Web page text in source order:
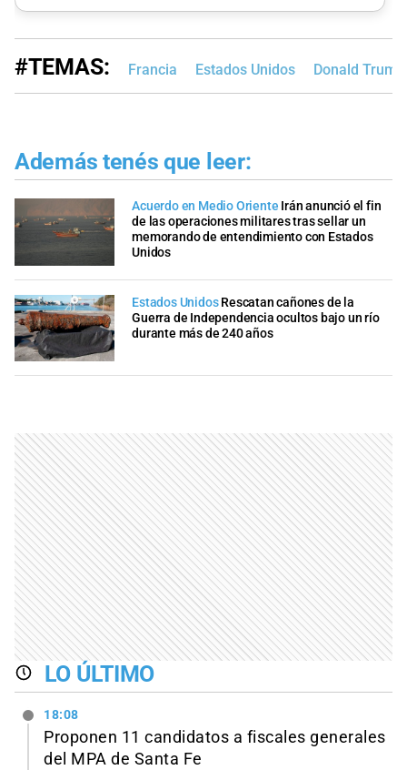
#TEMAS: Francia Estados Unidos Donald Trump
Además tenés que leer:
Acuerdo en Medio Oriente Irán anunció el fin
de las operaciones militares tras sellar un
memorando de entendimiento con Estados
Unidos
Estados Unidos Rescatan cañones de la
Guerra de Independencia ocultos bajo un río
durante más de 240 años
LO ÚLTIMO
18:08
Proponen 11 candidatos a fiscales generales
del MPA de Santa Fe